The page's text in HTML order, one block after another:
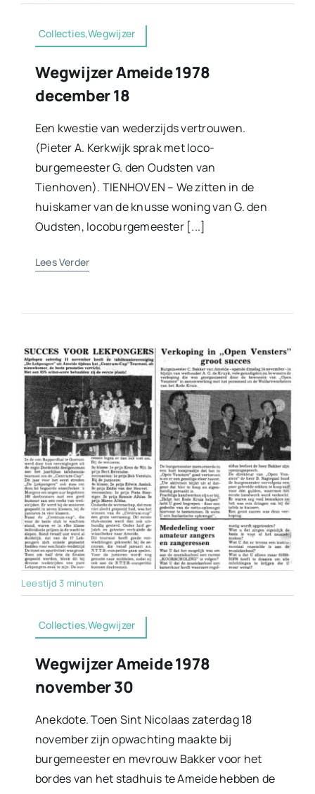
Collecties,Wegwijzer
Wegwijzer Ameide 1978
december 18
Een kwestie van wederzijds vertrouwen.
(Pieter A. Kerkwijk sprak met loco-
burgemeester G. den Oudsten van
Tienhoven). TIENHOVEN – We zitten in de
huiskamer van de knusse woning van G. den
Oudsten, locoburgemeester [...]
Lees Verder
Leestijd 3 minuten
Collecties,Wegwijzer
Wegwijzer Ameide 1978
november 30
Anekdote. Toen Sint Nicolaas zaterdag 18
november zijn opwachting maakte bij
burgemeester en mevrouw Bakker voor het
bordes van het stadhuis te Ameide hebben de